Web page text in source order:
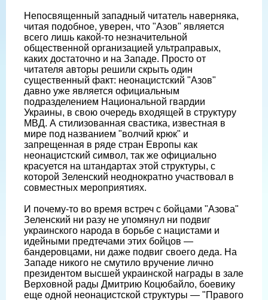
Непосвященный западный читатель наверняка,
читая подобное, уверен, что "Азов" является
всего лишь какой-то незначительной
общественной организацией ультраправых,
каких достаточно и на Западе. Просто от
читателя авторы решили скрыть один
существенный факт: неонацистский "Азов"
давно уже является официальным
подразделением Национальной гвардии
Украины, в свою очередь входящей в структуру
МВД. А стилизованная свастика, известная в
мире под названием "волчий крюк" и
запрещенная в ряде стран Европы как
неонацистский символ, так же официально
красуется на штандартах этой структуры, с
которой Зеленский неоднократно участвовал в
совместных мероприятиях.
И почему-то во время встреч с бойцами "Азова"
Зеленский ни разу не упомянул ни подвиг
украинского народа в борьбе с нацистами и
идейными предтечами этих бойцов —
бандеровцами, ни даже подвиг своего деда. На
Западе никого не смутило вручение лично
президентом высшей украинской награды в зале
Верховной рады Дмитрию Коцюбайло, боевику
еще одной неонацистской структуры — "Правого